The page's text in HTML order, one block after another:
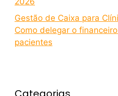
Gestão de Caixa para
Como delegar o
pacientes